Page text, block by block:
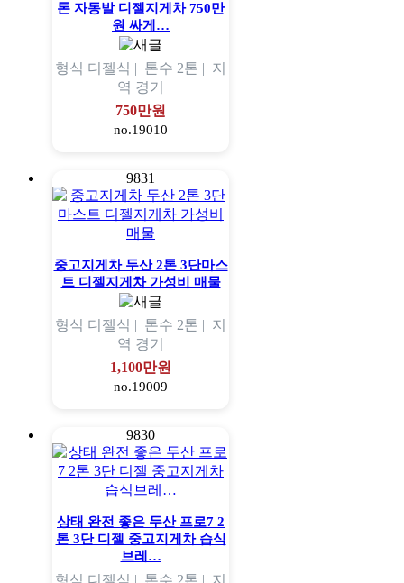
톤 자동발 디젤지게차 750만
원 싸게…
형식 디젤식 | 톤수 2톤 | 지
역 경기
750만원
no.19010
9831
중고지게차 두산 2톤 3단마스
트 디젤지게차 가성비 매물
형식 디젤식 | 톤수 2톤 | 지
역 경기
1,100만원
no.19009
9830
상태 완전 좋은 두산 프로7 2
톤 3단 디젤 중고지게차 습식
브레…